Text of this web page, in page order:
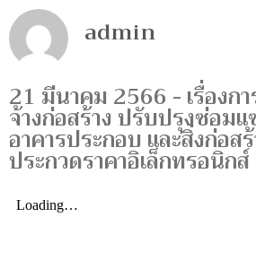
admin
21 มีนาคม 2566 -เรื่องก
จ้างก่อสร้าง ปรับปรุงซ่อมแ
อาคารประกอบ และสิ่งก่อส
ประกวดราคาอิเล็กทรอนิกส์